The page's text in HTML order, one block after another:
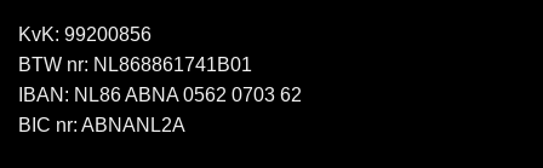
KvK: 99200856
BTW nr: NL868861741B01
IBAN: NL86 ABNA 0562 0703 62
BIC nr: ABNANL2A